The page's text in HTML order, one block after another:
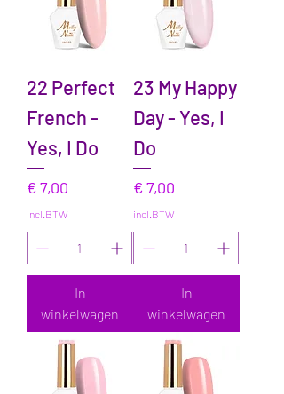
22 Perfect
French -
Yes, I Do
Prijs
€ 7,00
incl.BTW
In
winkelwagen
23 My Happy
Day - Yes, I
Do
Prijs
€ 7,00
incl.BTW
In
winkelwagen